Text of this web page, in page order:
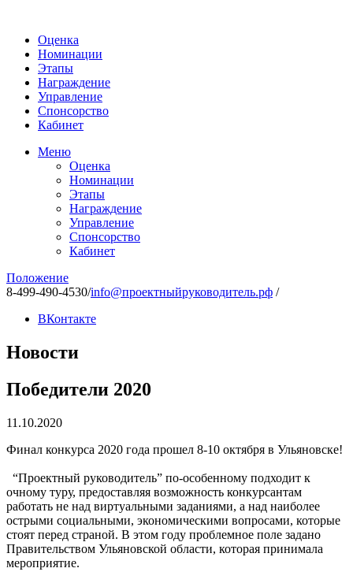
Оценка
Номинации
Этапы
Награждение
Управление
Спонсорство
Кабинет
Меню
Оценка
Номинации
Этапы
Награждение
Управление
Спонсорство
Кабинет
Положение
8-499-490-4530/info@проектныйруководитель.рф /
ВКонтакте
Новости
Победители 2020
11.10.2020
Финал конкурса 2020 года прошел 8-10 октября в Ульяновске!
“Проектный руководитель” по-особенному подходит к
очному туру, предоставляя возможность конкурсантам
работать не над виртуальными заданиями, а над наиболее
острыми социальными, экономическими вопросами, которые
стоят перед страной. В этом году проблемное поле задано
Правительством Ульяновской области, которая принимала
мероприятие.